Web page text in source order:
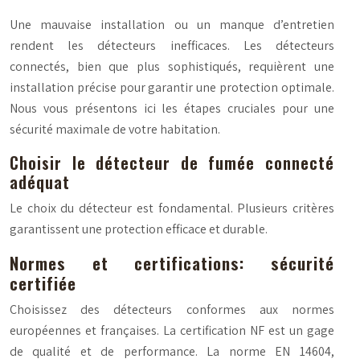
Une mauvaise installation ou un manque d’entretien
rendent les détecteurs inefficaces. Les détecteurs
connectés, bien que plus sophistiqués, requièrent une
installation précise pour garantir une protection optimale.
Nous vous présentons ici les étapes cruciales pour une
sécurité maximale de votre habitation.
Choisir le détecteur de fumée connecté
adéquat
Le choix du détecteur est fondamental. Plusieurs critères
garantissent une protection efficace et durable.
Normes et certifications: sécurité
certifiée
Choisissez des détecteurs conformes aux normes
européennes et françaises. La certification NF est un gage
de qualité et de performance. La norme EN 14604,